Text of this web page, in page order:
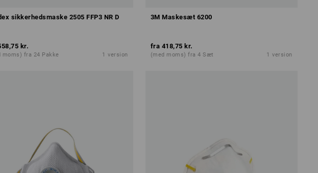
sikkerhedsmaske 2505 FFP3 NR D
kr.
moms) fra 24 Pakke 1 version
3M Maskesæt 6200
fra 418,75 kr.
(med moms) fra 4 Sæt 1 version